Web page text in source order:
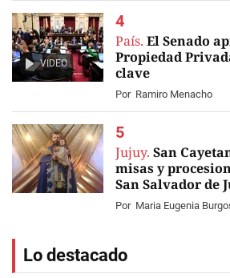
VIDEO
País. El Senado
Propiedad
clave
Por Ramiro Menacho
Jujuy. San
misas y
San Salvador de
Por Maria Eugenia
Lo destacado